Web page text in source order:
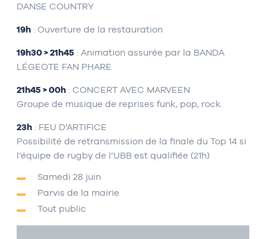
DANSE COUNTRY
19h : Ouverture de la restauration
19h30 > 21h45 : Animation assurée par la BANDA
LÉGEOTE FAN PHARE
21h45 > 00h : CONCERT AVEC MARVEEN
Groupe de musique de reprises funk, pop, rock.
23h : FEU D’ARTIFICE
Possibilité de retransmission de la finale du Top 14 si
l’équipe de rugby de l’UBB est qualifiée (21h)
Samedi 28 juin
Parvis de la mairie
Tout public